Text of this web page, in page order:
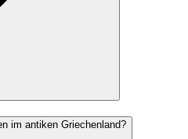
im antiken Griechenland?